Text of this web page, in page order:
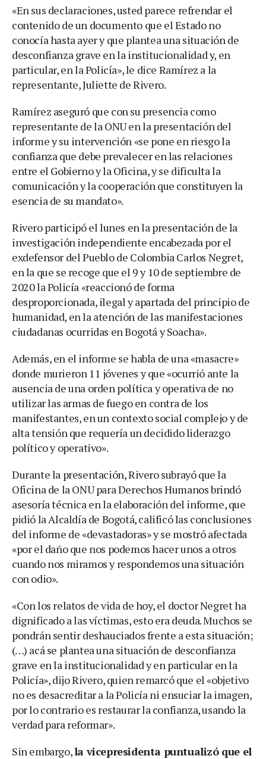
«En sus declaraciones, usted parece refrendar el
contenido de un documento que el Estado no
conocía hasta ayer y que plantea una situación de
desconfianza grave en la institucionalidad y, en
particular, en la Policía», le dice Ramírez a la
representante, Juliette de Rivero.
Ramírez aseguró que con su presencia como
representante de la ONU en la presentación del
informe y su intervención «se pone en riesgo la
confianza que debe prevalecer en las relaciones
entre el Gobierno y la Oficina, y se dificulta la
comunicación y la cooperación que constituyen la
esencia de su mandato».
Rivero participó el lunes en la presentación de la
investigación independiente encabezada por el
exdefensor del Pueblo de Colombia Carlos Negret,
en la que se recoge que el 9 y 10 de septiembre de
2020 la Policía «reaccionó de forma
desproporcionada, ilegal y apartada del principio de
humanidad, en la atención de las manifestaciones
ciudadanas ocurridas en Bogotá y Soacha».
Además, en el informe se habla de una «masacre»
donde murieron 11 jóvenes y que «ocurrió ante la
ausencia de una orden política y operativa de no
utilizar las armas de fuego en contra de los
manifestantes, en un contexto social complejo y de
alta tensión que requería un decidido liderazgo
político y operativo».
Durante la presentación, Rivero subrayó que la
Oficina de la ONU para Derechos Humanos brindó
asesoría técnica en la elaboración del informe, que
pidió la Alcaldía de Bogotá, calificó las conclusiones
del informe de «devastadoras» y se mostró afectada
«por el daño que nos podemos hacer unos a otros
cuando nos miramos y respondemos una situación
con odio».
«Con los relatos de vida de hoy, el doctor Negret ha
dignificado a las víctimas, esto era deuda. Muchos se
pondrán sentir deshauciados frente a esta situación;
(…) acá se plantea una situación de desconfianza
grave en la institucionalidad y en particular en la
Policía», dijo Rivero, quien remarcó que el «objetivo
no es desacreditar a la Policía ni ensuciar la imagen,
por lo contrario es restaurar la confianza, usando la
verdad para reformar».
Sin embargo,la vicepresidenta puntualizó que el